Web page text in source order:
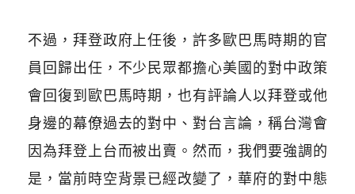
不過，拜登政府上任後，許多歐巴馬時期的官
員回歸出任，不少民眾都擔心美國的對中政策
會回復到歐巴馬時期，也有評論人以拜登或他
身邊的幕僚過去的對中、對台言論，稱台灣會
因為拜登上台而被出賣。然而，我們要強調的
是，當前時空背景已經改變了，華府的對中態